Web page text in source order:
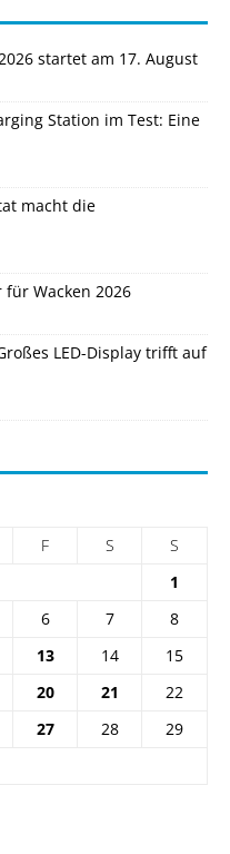
startet am 17. August
Station im Test: Eine
macht die
Wacken 2026
LED-Display trifft auf
F S
S
1
6 7
8
13 14
15
20 21
22
27 28
29